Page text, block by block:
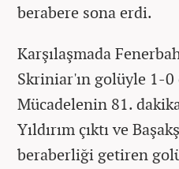
berabere sona erdi.
Karşılaşmada
Skriniar'ın golüyle 1-0
Mücadelenin 81.
Yıldırım çıktı ve
beraberliği getiren